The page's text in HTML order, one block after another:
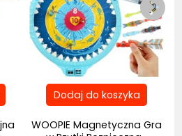
WOOPIE Magnetyczna Gra